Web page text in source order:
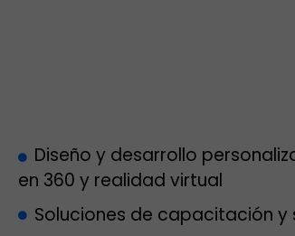
Diseño y desarrollo
en 360 y realidad virtual
Soluciones de capacitación y